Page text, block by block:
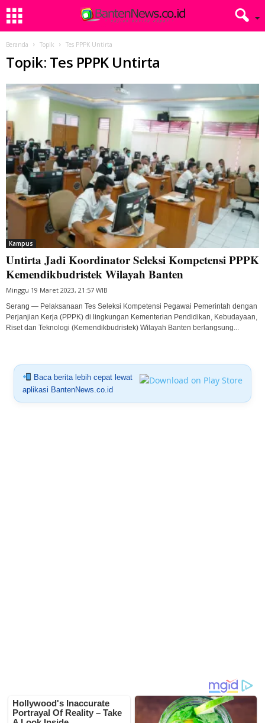
Beranda Topik Tes PPPK Untirta
Topik: Tes PPPK Untirta
Kampus
Untirta Jadi Koordinator Seleksi Kompetensi PPPK
Kemendikbudristek Wilayah Banten
Minggu 19 Maret 2023, 21:57 WIB
Serang — Pelaksanaan Tes Seleksi Kompetensi Pegawai Pemerintah dengan
Perjanjian Kerja (PPPK) di lingkungan Kementerian Pendidikan, Kebudayaan,
Riset dan Teknologi (Kemendikbudristek) Wilayah Banten berlangsung...
Baca berita lebih cepat lewat
aplikasi BantenNews.co.id